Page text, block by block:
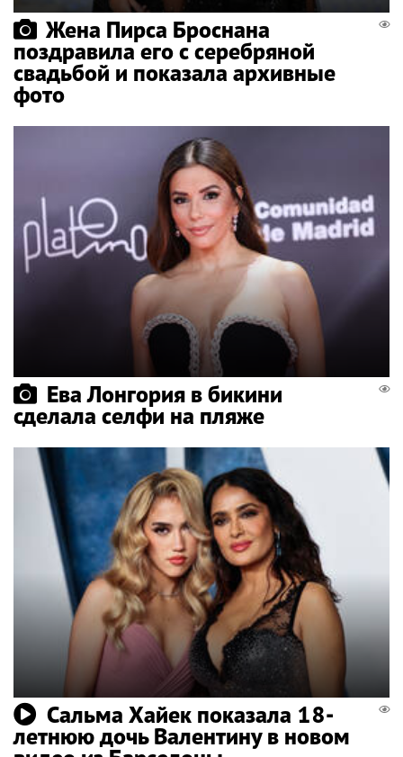
Жена Пирса Броснана
поздравила его с серебряной
свадьбой и показала архивные
фото
Ева Лонгория в бикини
сделала селфи на пляже
Сальма Хайек показала 18-
летнюю дочь Валентину в новом